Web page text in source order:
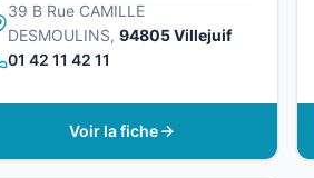
39 B Rue CAMILLE
DESMOULINS, 94805 Villejuif
01 42 11 42 11
Voir la fiche